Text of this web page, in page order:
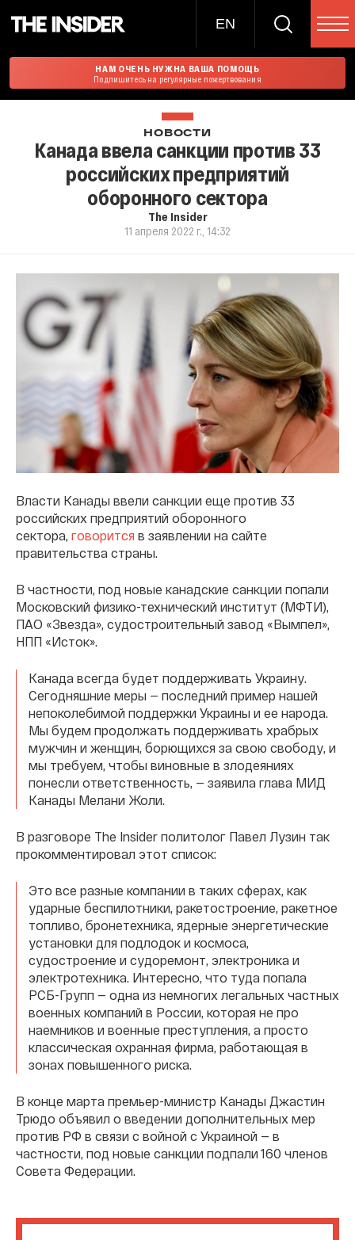
EN
НАМ ОЧЕНЬ НУЖНА ВАША ПОМОЩЬ
Подпишитесь на регулярные пожертвования
НОВОСТИ
Канада ввела санкции против 33
российских предприятий
оборонного сектора
The Insider
11 апреля 2022 г., 14:32
Власти Канады ввели санкции еще против 33
российских предприятий оборонного
сектора, говорится в заявлении на сайте
правительства страны.
В частности, под новые канадские санкции попали
Московский физико-технический институт (МФТИ),
ПАО «Звезда», судостроительный завод «Вымпел»,
НПП «Исток».
Канада всегда будет поддерживать Украину.
Сегодняшние меры — последний пример нашей
непоколебимой поддержки Украины и ее народа.
Мы будем продолжать поддерживать храбрых
мужчин и женщин, борющихся за свою свободу, и
мы требуем, чтобы виновные в злодеяниях
понесли ответственность, — заявила глава МИД
Канады Мелани Жоли.
В разговоре The Insider политолог Павел Лузин так
прокомментировал этот список:
Это все разные компании в таких сферах, как
ударные беспилотники, ракетостроение, ракетное
топливо, бронетехника, ядерные энергетические
установки для подлодок и космоса,
судостроение и судоремонт, электроника и
электротехника. Интересно, что туда попала
РСБ-Групп — одна из немногих легальных частных
военных компаний в России, которая не про
наемников и военные преступления, а просто
классическая охранная фирма, работающая в
зонах повышенного риска.
В конце марта премьер-министр Канады Джастин
Трюдо объявил о введении дополнительных мер
против РФ в связи с войной с Украиной — в
частности, под новые санкции подпали 160 членов
Совета Федерации.